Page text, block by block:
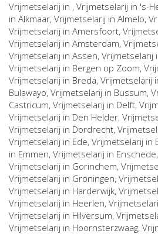
Vrijmetselarij in , Vrijmetselarij in 's-
in Alkmaar, Vrijmetselarij in Almelo,
Vrijmetselarij in Amersfoort,
Vrijmetselarij in Amsterdam,
Vrijmetselarij in Assen, Vrijmetselarij
Vrijmetselarij in Bergen op Zoom,
Vrijmetselarij in Breda, Vrijmetselarij
Bulawayo, Vrijmetselarij in Bussum,
Castricum, Vrijmetselarij in Delft,
Vrijmetselarij in Den Helder,
Vrijmetselarij in Dordrecht,
Vrijmetselarij in Ede, Vrijmetselarij in
in Emmen, Vrijmetselarij in Enschede
Vrijmetselarij in Gorinchem,
Vrijmetselarij in Groningen,
Vrijmetselarij in Harderwijk,
Vrijmetselarij in Heerlen,
Vrijmetselarij in Hilversum,
Vrijmetselarij in Hoornsterzwaag,